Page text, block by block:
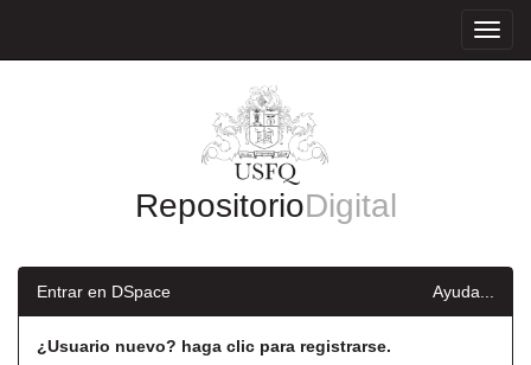
RepositorioDigital
Entrar en DSpace Ayuda...
¿Usuario nuevo? haga clic para registrarse.